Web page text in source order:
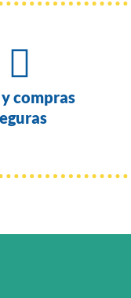

compras